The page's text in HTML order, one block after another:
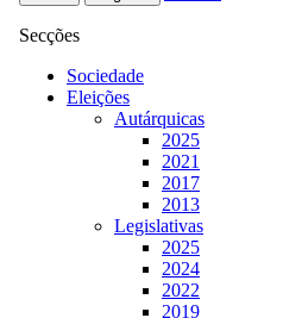
Secções
Sociedade
Eleições
Autárquicas
2025
2021
2017
2013
Legislativas
2025
2024
2022
2019